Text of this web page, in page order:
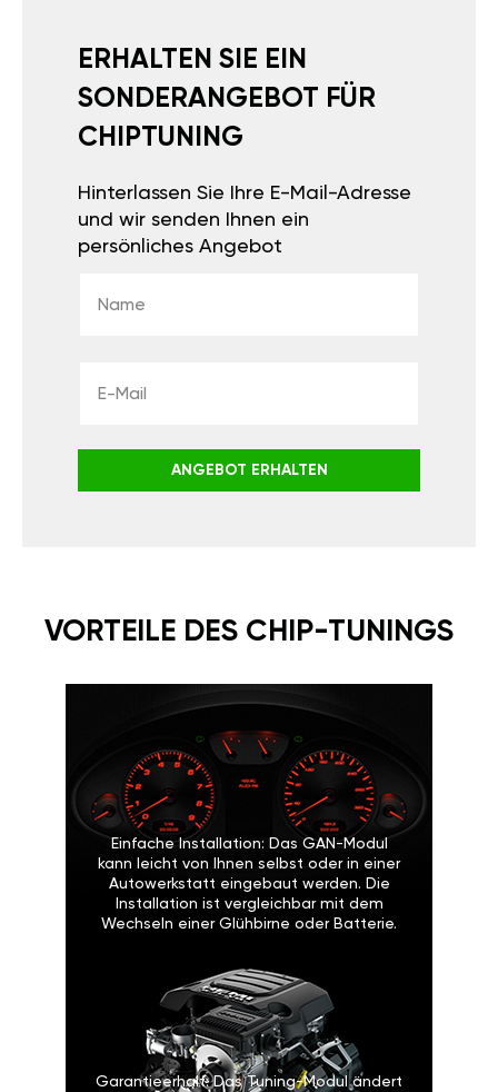
ERHALTEN SIE EIN
SONDERANGEBOT FÜR
CHIPTUNING
Hinterlassen Sie Ihre E-Mail-Adresse
und wir senden Ihnen ein
persönliches Angebot
ANGEBOT ERHALTEN
VORTEILE DES CHIP-TUNINGS
Einfache Installation: Das GAN-Modul
kann leicht von Ihnen selbst oder in einer
Autowerkstatt eingebaut werden. Die
Installation ist vergleichbar mit dem
Wechseln einer Glühbirne oder Batterie.
Garantieerhalt: Das Tuning-Modul ändert